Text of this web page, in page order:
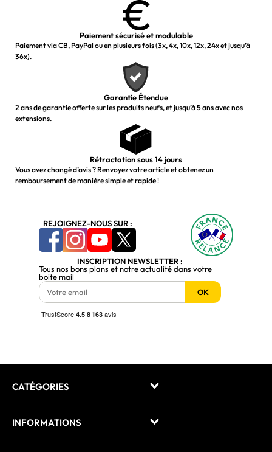
Paiement sécurisé et modulable
Paiement via CB, PayPal ou en plusieurs fois (3x, 4x, 10x, 12x, 24x et jusqu’à
36x).
Garantie Étendue
2 ans de garantie offerte sur les produits neufs, et jusqu’à 5 ans avec nos
extensions.
Rétractation sous 14 jours
Vous avez changé d’avis ? Renvoyez votre article et obtenez un
remboursement de manière simple et rapide !
REJOIGNEZ-NOUS SUR :
INSCRIPTION NEWSLETTER :
Tous nos bons plans et notre actualité dans votre
boite mail
OK
CATÉGORIES
INFORMATIONS